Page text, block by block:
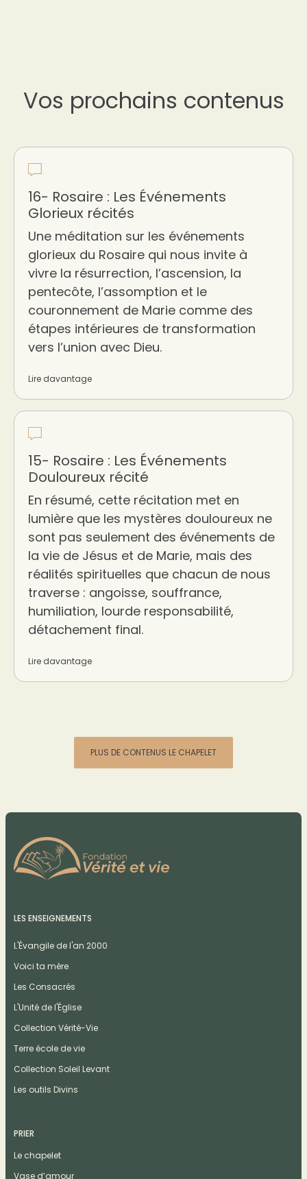
Vos prochains contenus
16- Rosaire : Les Événements
Glorieux récités
Une méditation sur les événements
glorieux du Rosaire qui nous invite à
vivre la résurrection, l’ascension, la
pentecôte, l’assomption et le
couronnement de Marie comme des
étapes intérieures de transformation
vers l’union avec Dieu.
Lire davantage
15- Rosaire : Les Événements
Douloureux récité
En résumé, cette récitation met en
lumière que les mystères douloureux ne
sont pas seulement des événements de
la vie de Jésus et de Marie, mais des
réalités spirituelles que chacun de nous
traverse : angoisse, souffrance,
humiliation, lourde responsabilité,
détachement final.
Lire davantage
PLUS DE CONTENUS LE CHAPELET
LES ENSEIGNEMENTS
L'Évangile de l'an 2000
Voici ta mère
Les Consacrés
L'Unité de l'Église
Collection Vérité-Vie
Terre école de vie
Collection Soleil Levant
Les outils Divins
PRIER
Le chapelet
Vase d’amour